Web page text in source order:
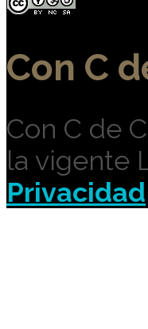
Con C
Con C de
la vigente
Privacidad